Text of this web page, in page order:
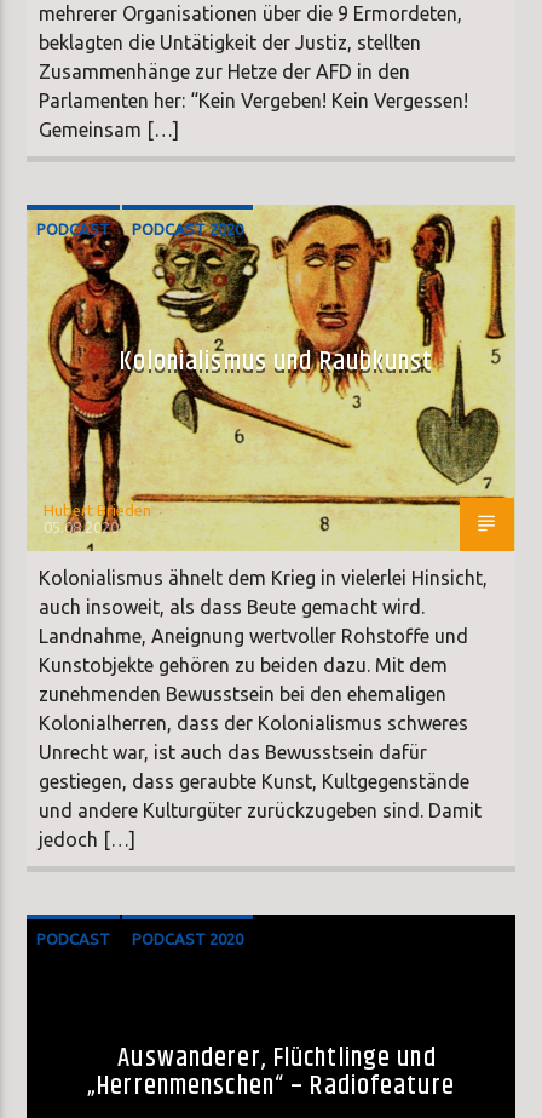
mehrerer Organisationen über die 9 Ermordeten,
beklagten die Untätigkeit der Justiz, stellten
Zusammenhänge zur Hetze der AFD in den
Parlamenten her: “Kein Vergeben! Kein Vergessen!
Gemeinsam […]
PODCAST PODCAST 2020
SONDERSENDUNG
Kolonialismus und Raubkunst
Hubert Brieden
05.08.2020
Kolonialismus ähnelt dem Krieg in vielerlei Hinsicht,
auch insoweit, als dass Beute gemacht wird.
Landnahme, Aneignung wertvoller Rohstoffe und
Kunstobjekte gehören zu beiden dazu. Mit dem
zunehmenden Bewusstsein bei den ehemaligen
Kolonialherren, dass der Kolonialismus schweres
Unrecht war, ist auch das Bewusstsein dafür
gestiegen, dass geraubte Kunst, Kultgegenstände
und andere Kulturgüter zurückzugeben sind. Damit
jedoch […]
PODCAST PODCAST 2020
Auswanderer, Flüchtlinge und
„Herrenmenschen“ – Radiofeature